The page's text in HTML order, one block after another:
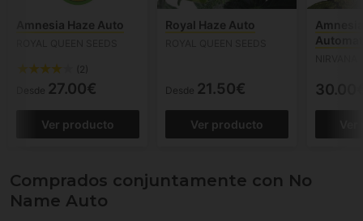
Amnesia Haze Auto
(2)
Desde 27.00€
Ver producto
Royal Haze Auto
Desde 21.50€
Ver producto
Comprados conjuntamente con No
Name Auto